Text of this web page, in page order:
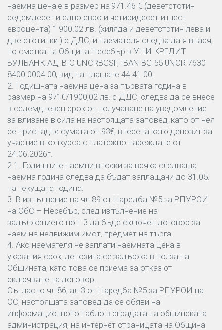
наемна цена е в размер на 971.46 € (деветстотин
седемдесет и едно евро и четиридесет и шест
евроцента) 1 900.02 лв. (хиляда и деветстотин лева и
две стотинки ) с ДДС, и наемателя следва да я внася,
по сметка на Община Несебър в УНИ КРЕДИТ
БУЛБАНК АД, ВIС UNCRBGSF, IBAN BG 55 UNCR 7630
8400 0004 00, вид на плащане 44 41 00.
2. Годишната наемна цена за първата година в
размер на 971€/1900,02 лв. с ДДС, следва да се внесе
в седемдневен срок от получаване на уведомление
за влизане в сила на настоящата заповед, като от нея
се приспадне сумата от 93€, внесена като депозит за
участие в конкурса с платежно нареждане от
24.06.2026г.
2.1. Годишните наемни вноски за всяка следваща
наемна година следва да бъдат заплащани до 31.05.
на текущата година.
3. В изпълнение на чл.89 от Наредба №5 за РПУРОИ
на ОбС – Несебър, след изпълнение на
задължението по т.3 да бъде сключен договор за
наем на недвижим имот, предмет на търга.
4. Ако наемателя не заплати наемната цена в
указания срок, депозита се задържа в полза на
Общината, като това се приема за отказ от
сключване на договор.
Съгласно чл.86, ал.3 от Наредба №5 за РПУРОИ на
ОС, настоящата заповед да се обяви на
информационното табло в сградата на общинската
администрация, на интернет страницата на Община